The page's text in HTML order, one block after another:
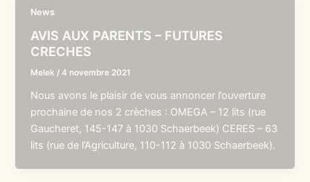
News
AVIS AUX PARENTS – FUTURES
CRECHES
Melek /4 novembre 2021
Nous avons le plaisir de vous annoncer l’ouverture
prochaine de nos 2 crèches : OMEGA – 12 lits (rue
Gaucheret, 145-147 à 1030 Schaerbeek) CERES – 63
lits (rue de l’Agriculture, 110-112 à 1030 Schaerbeek).